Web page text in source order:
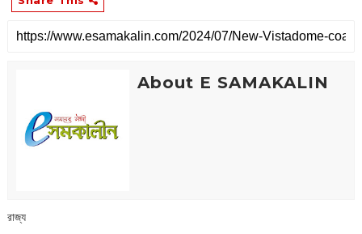
About E SAMAKALIN
রাজ্য